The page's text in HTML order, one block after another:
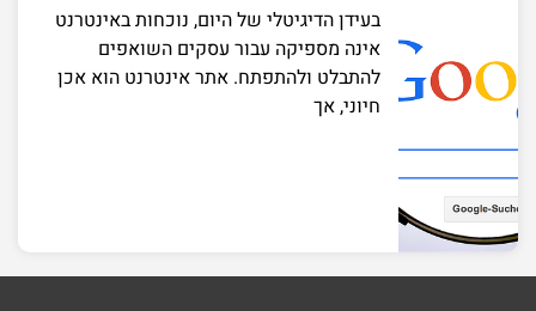
בעידן הדיגיטלי של היום, נוכחות באינטרנט
אינה מספיקה עבור עסקים השואפים
להתבלט ולהתפתח. אתר אינטרנט הוא אכן
חיוני, אך